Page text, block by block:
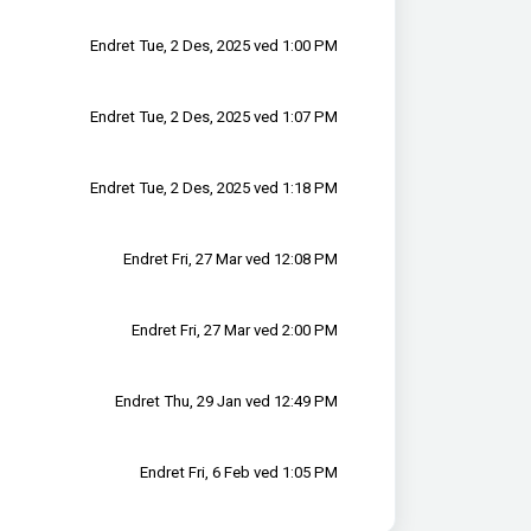
Endret Tue, 2 Des, 2025 ved 1:00 PM
Endret Tue, 2 Des, 2025 ved 1:07 PM
Endret Tue, 2 Des, 2025 ved 1:18 PM
Endret Fri, 27 Mar ved 12:08 PM
Endret Fri, 27 Mar ved 2:00 PM
Endret Thu, 29 Jan ved 12:49 PM
Endret Fri, 6 Feb ved 1:05 PM